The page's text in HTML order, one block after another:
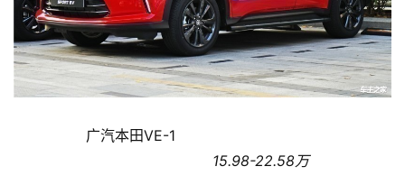
经
济
                广汽本田VE-1
                                            15.98-22.58万